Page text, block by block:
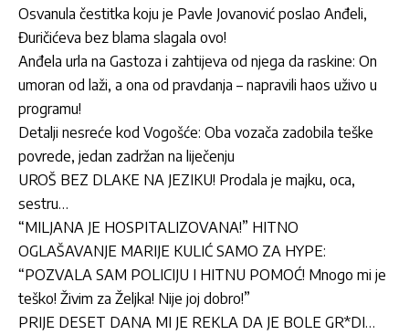
Osvanula čestitka koju je Pavle Jovanović poslao Anđeli,
Đuričićeva bez blama slagala ovo!
Anđela urla na Gastoza i zahtijeva od njega da raskine: On
umoran od laži, a ona od pravdanja – napravili haos uživo u
programu!
Detalji nesreće kod Vogošće: Oba vozača zadobila teške
povrede, jedan zadržan na liječenju
UROŠ BEZ DLAKE NA JEZIKU! Prodala je majku, oca,
sestru…
“MILJANA JE HOSPITALIZOVANA!” HITNO
OGLAŠAVANJE MARIJE KULIĆ SAMO ZA HYPE:
“POZVALA SAM POLICIJU I HITNU POMOĆ! Mnogo mi je
teško! Živim za Željka! Nije joj dobro!”
PRIJE DESET DANA MI JE REKLA DA JE BOLE GR*DI…